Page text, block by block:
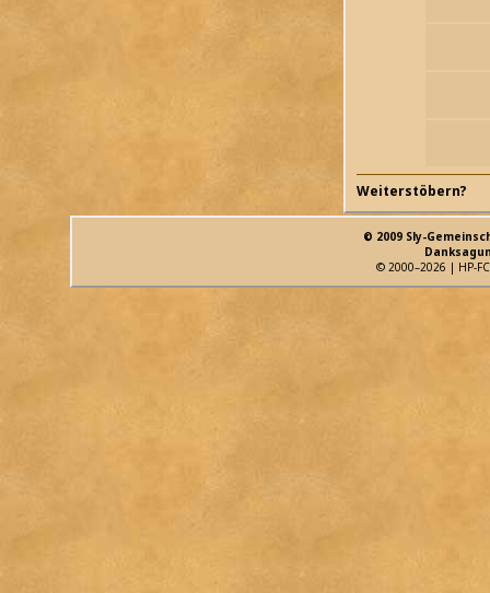
Weiterstöbern?
© 2009 Sly-
© 2000–2026 | HP-